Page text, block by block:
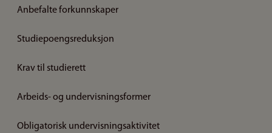
Anbefalte forkunnskaper
Studiepoengsreduksjon
Krav til studierett
Arbeids- og undervisningsformer
Obligatorisk undervisningsaktivitet